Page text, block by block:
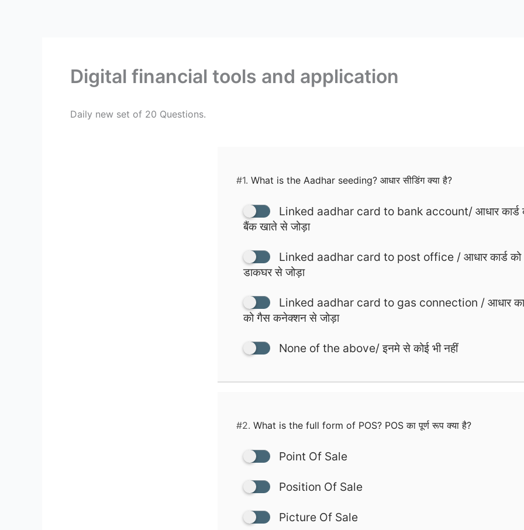
Digital financial tools and application
Daily new set of 20 Questions.
#1. What is the Aadhar seeding? आधार सीडिंग क्या है?
Linked aadhar card to bank account/ आधार कार्ड
बैंक खाते से जोड़ा
Linked aadhar card to post office / आधार कार्ड को
डाकघर से जोड़ा
Linked aadhar card to gas connection / आधार
को गैस कनेक्शन से जोड़ा
None of the above/ इनमे से कोई भी नहीं
#2. What is the full form of POS? POS का पूर्ण रूप क्या है?
Point Of Sale
Position Of Sale
Picture Of Sale